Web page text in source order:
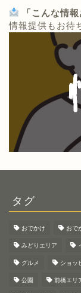
「こんな情
情報提供もお待
タグ
おでかけ おで
みどりエリア
グルメ ショッ
公園 前橋エリ